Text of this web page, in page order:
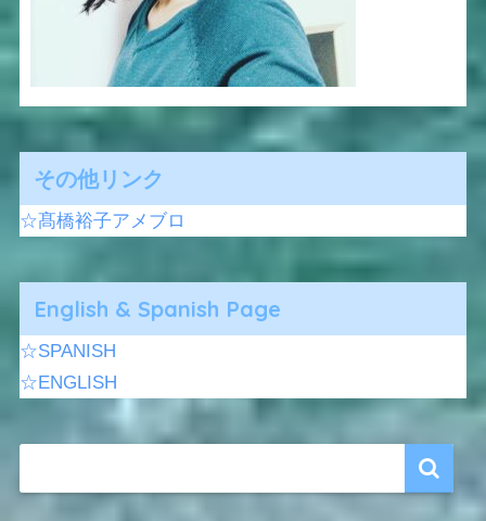
その他リンク
☆髙橋裕子アメブロ
English & Spanish Page
☆SPANISH
☆ENGLISH